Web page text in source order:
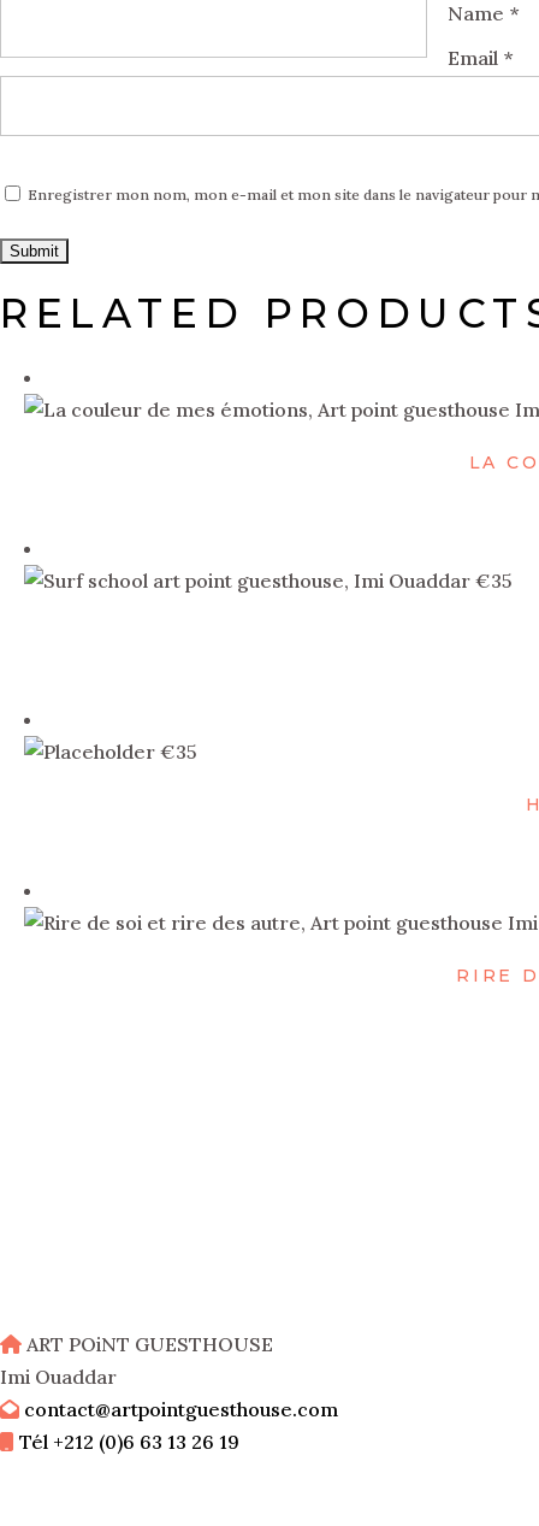
Name *
Email *
Enregistrer mon nom, mon e-mail et mon site dans le navigateur pour
RELATED
LA
€35
€35
RIRE
ART POiNT GUESTHOUSE
Imi Ouaddar
contact@artpointguesthouse.com
Tél +212 (0)6 63 13 26 19